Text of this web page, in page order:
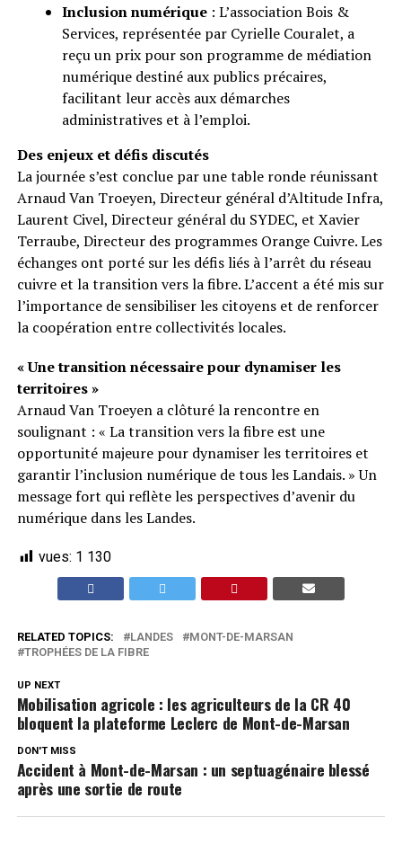
Inclusion numérique: L’association Bois &
Services, représentée par Cyrielle Couralet, a
reçu un prix pour son programme de médiation
numérique destiné aux publics précaires,
facilitant leur accès aux démarches
administratives et à l’emploi.
Des enjeux et défis discutés
La journée s’est conclue par une table ronde réunissant
Arnaud Van Troeyen, Directeur général d’Altitude Infra,
Laurent Civel, Directeur général du SYDEC, et Xavier
Terraube, Directeur des programmes Orange Cuivre. Les
échanges ont porté sur les défis liés à l’arrêt du réseau
cuivre et la transition vers la fibre. L’accent a été mis sur
l’importance de sensibiliser les citoyens et de renforcer
la coopération entre collectivités locales.
« Une transition nécessaire pour dynamiser les
territoires »
Arnaud Van Troeyen a clôturé la rencontre en
soulignant : « La transition vers la fibre est une
opportunité majeure pour dynamiser les territoires et
garantir l’inclusion numérique de tous les Landais. » Un
message fort qui reflète les perspectives d’avenir du
numérique dans les Landes.
vues: 1 130
RELATED TOPICS: LANDES
MONT-DE-MARSAN
TROPHÉES DE LA FIBRE
UP NEXT
Mobilisation agricole : les agriculteurs de la CR 40
bloquent la plateforme Leclerc de Mont-de-Marsan
DON'T MISS
Accident à Mont-de-Marsan : un septuagénaire blessé
après une sortie de route